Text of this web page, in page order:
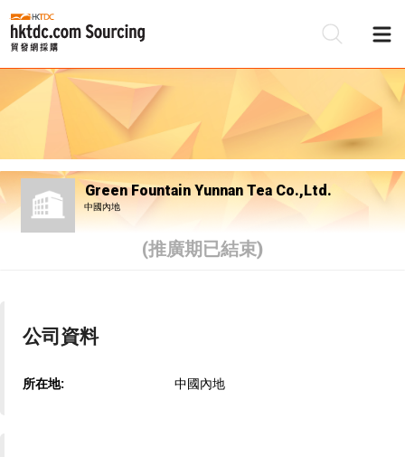
Green Fountain Yunnan Tea Co.,Ltd.
中國內地
(推廣期已結束)
公司資料
所在地: 中國內地